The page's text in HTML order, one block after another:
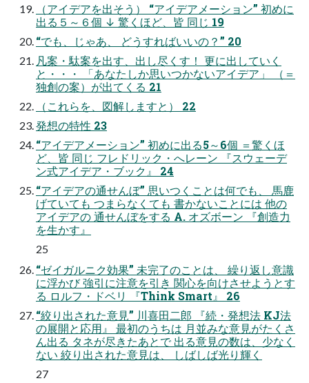
（アイデアを出そう） “アイデアメーション” 初めに
出る５～６個 ↓ 驚くほど、皆 同じ 19
“でも、じゃあ、 どうすればいいの？” 20
凡案・駄案を出す、出し尽くす！ 更に出していく
と・・・ 「あなたしか思いつかないアイデア」 （＝
独創の案）が出てくる 21
（これらを、図解しますと） 22
発想の特性 23
“アイデアメーション” 初めに出る5～6個 ＝驚くほ
ど、皆 同じ フレドリック・へレーン 『スウェーデ
ン式アイデア・ブック』 24
“アイデアの通せんぼ” 思いつくことは何でも、 馬鹿
げていても つまらなくても 書かないことには 他の
アイデアの 通せんぼをする A. オズボーン 『創造力
を生かす』
25
“ゼイガルニク効果” 未完了のことは、 繰り返し意識
に浮かび 強引に注意を引き 関心を向けさせようとす
る ロルフ・ドベリ 『Think Smart』 26
“絞り出された意見” 川喜田二郎 『続・発想法 KJ法
の展開と応用』 最初のうちは 月並みな意見がたくさ
ん出る タネが尽きたあとで 出る意見の数は、少なく
ない 絞り出された意見は、 しばしば光り輝く
27